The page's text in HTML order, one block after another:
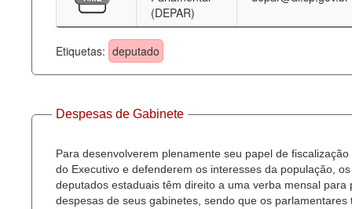
Administração
Legislação
Agenda
Perguntas frequentes
(DEPAR)
Etiquetas: deputado
Despesas de Gabinete
Para desenvolverem plenamente seu papel de fiscalização
do Executivo e defenderem os interesses da população, os
deputados estaduais têm direito a uma verba mensal para
despesas de seus gabinetes, sendo que os parlamentares